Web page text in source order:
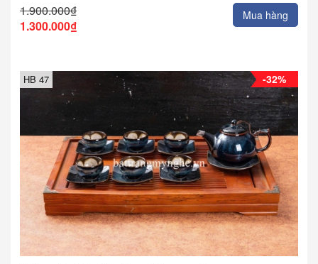
1.900.000₫
1.300.000₫
Mua hàng
-32%
HB 47